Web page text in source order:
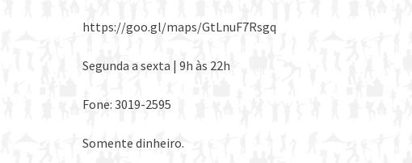
https://goo.gl/maps/GtLnuF7Rsgq
Segunda a sexta | 9h às 22h
Fone: 3019-2595
Somente dinheiro.